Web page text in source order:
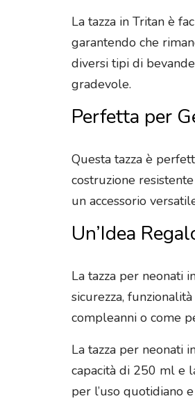
La tazza in Tritan è
garantendo che
diversi tipi di
gradevole.
Perfetta per
Questa tazza è
costruzione
un accessorio
Un’Idea
La tazza per neonati
sicurezza,
compleanni o come
La tazza per neonati
capacità di 250 ml e
per l’uso quotidiano